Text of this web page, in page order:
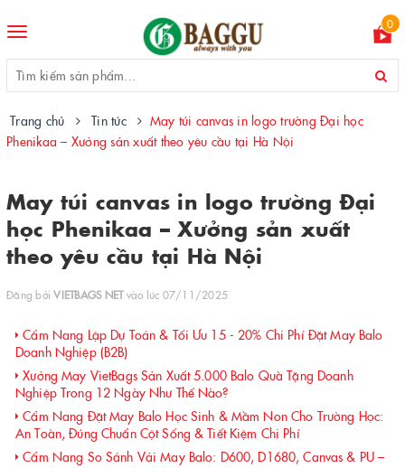
Toggle
0
Trang chủ Tin tức
May túi canvas in logo trường Đại học
Phenikaa – Xưởng sản xuất theo yêu cầu tại Hà Nội
May túi canvas in logo trường Đại
học Phenikaa – Xưởng sản xuất
theo yêu cầu tại Hà Nội
Đăng bởiVIETBAGS NETvào lúc 07/11/2025
Cẩm Nang Lập Dự Toán & Tối Ưu 15 - 20% Chi Phí Đặt May Balo
Doanh Nghiệp (B2B)
Xưởng May VietBags Sản Xuất 5.000 Balo Quà Tặng Doanh
Nghiệp Trong 12 Ngày Như Thế Nào?
Cẩm Nang Đặt May Balo Học Sinh & Mầm Non Cho Trường Học:
An Toàn, Đúng Chuẩn Cột Sống & Tiết Kiệm Chi Phí
Cẩm Nang So Sánh Vải May Balo: D600, D1680, Canvas & PU –